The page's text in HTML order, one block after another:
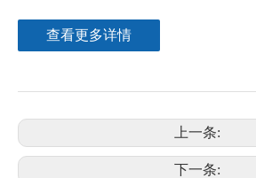
查看更多详情
上一条:
下一条: